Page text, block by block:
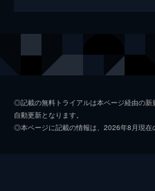
ミア
◎記載の無料トライアルは本ページ経由の
自動更新となります。
◎本ページに記載の情報は、2026年8月現在